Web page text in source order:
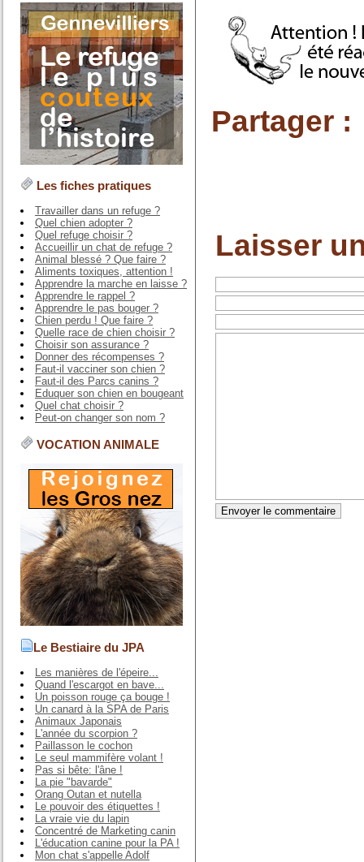
Les fiches pratiques
Travailler dans un refuge ?
Quel chien adopter ?
Quel refuge choisir ?
Accueillir un chat de refuge ?
Animal blessé ? Que faire ?
Aliments toxiques, attention !
Apprendre la marche en laisse ?
Apprendre le rappel ?
Apprendre le pas bouger ?
Chien perdu ! Que faire ?
Quelle race de chien choisir ?
Choisir son assurance ?
Donner des récompenses ?
Faut-il vacciner son chien ?
Faut-il des Parcs canins ?
Eduquer son chien en bougeant
Quel chat choisir ?
Peut-on changer son nom ?
VOCATION ANIMALE
Le Bestiaire du JPA
Les manières de l'épeire...
Quand l'escargot en bave...
Un poisson rouge ça bouge !
Un canard à la SPA de Paris
Animaux Japonais
L'année du scorpion ?
Paillasson le cochon
Le seul mammifère volant !
Pas si bête: l'âne !
La pie "bavarde"
Orang Outan et nutella
Le pouvoir des étiquettes !
La vraie vie du lapin
Concentré de Marketing canin
L'éducation canine pour la PA !
Mon chat s'appelle Adolf
Partager :
Laisser